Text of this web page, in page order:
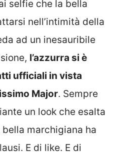
selfie che la bella
nell’intimità della
ad un inesauribile
l’azzurra si è
ufficiali in vista
Major. Sempre
un look che esalta
marchigiana ha
E di like. E di